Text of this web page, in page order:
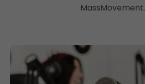
MassMovement.